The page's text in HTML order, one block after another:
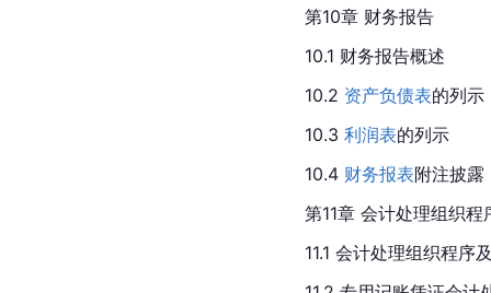
第10章 财务报告
10.1 财务报告概述
10.2 资产负债表的列示
10.3 利润表的列示
10.4 财务报表附注披露
第11章 会计处理组织程
11.1 会计处理组织程序